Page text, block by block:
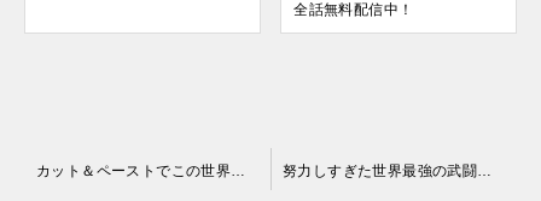
全話無料配信中！
カット＆ペーストでこの世界を生きていく｜無料で読めるマンガアプリ！ 努力しすぎた世界最強の武闘家は、魔法世界を余裕で生き抜く。｜無料で読めるマンガアプリ！